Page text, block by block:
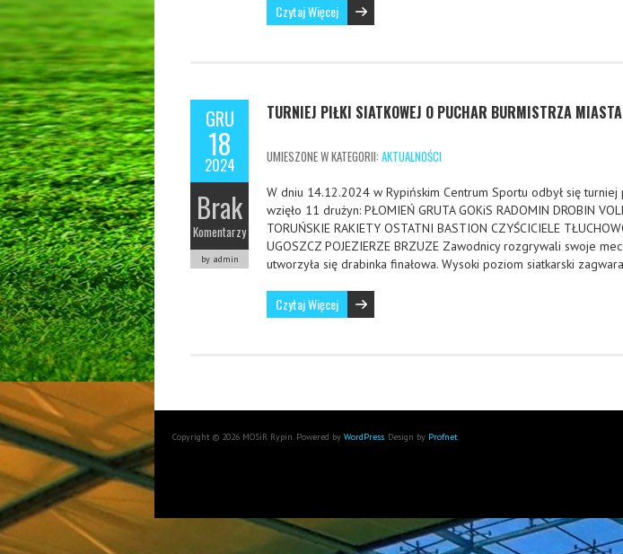
Czytaj Więcej
GRU
18
2024
Brak
Komentarzy
by admin
TURNIEJ PIŁKI SIATKOWEJ O PUCHAR BURMISTRZA
UMIESZONE W KATEGORII: AKTUALNOŚCI
W dniu 14.12.2024 w Rypińskim Centrum Sportu odbył się turniej
wzięło 11 drużyn: PŁOMIEŃ GRUTA GOKiS RADOMIN DROBIN
TORUŃSKIE RAKIETY OSTATNI BASTION CZYŚCICIELE
UGOSZCZ POJEZIERZE BRZUZE Zawodnicy rozgrywali swoje
utworzyła się drabinka finałowa. Wysoki poziom siatkarski
Czytaj Więcej
Copyright © 2026 MOSiR Rypin. Powered by WordPress. Design by Profnet.